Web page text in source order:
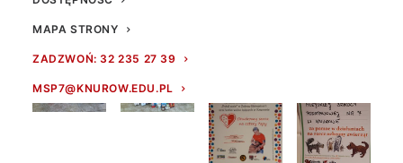
MAPA STRONY
ZADZWOŃ: 32 235 27 39
MSP7@KNUROW.EDU.PL
z